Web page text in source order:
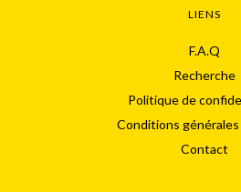
LIENS
F.A.Q
Recherche
Politique de
Conditions
Contact